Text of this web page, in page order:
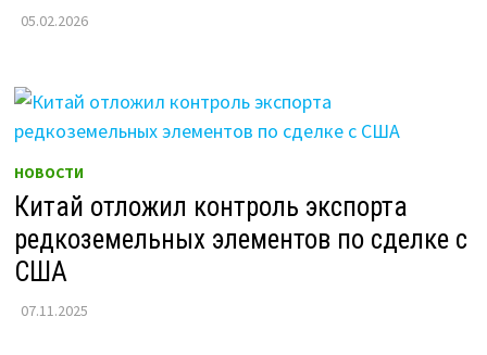
05.02.2026
НОВОСТИ
Китай отложил контроль экспорта
редкоземельных элементов по сделке с
США
07.11.2025